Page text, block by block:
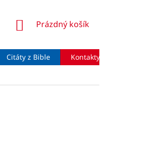
NÁKUPNÍ
Prázdný košík
Citáty z Bible Kontakty